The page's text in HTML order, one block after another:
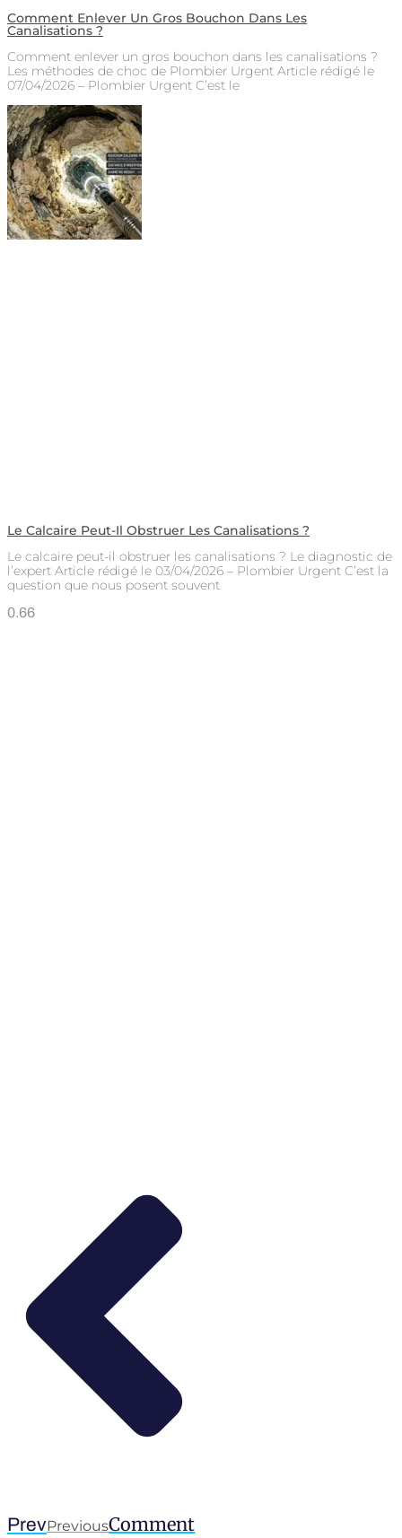
Comment Enlever Un Gros Bouchon Dans Les
Canalisations ?
Comment enlever un gros bouchon dans les canalisations ?
Les méthodes de choc de Plombier Urgent Article rédigé le
07/04/2026 – Plombier Urgent C’est le
Le Calcaire Peut-Il Obstruer Les Canalisations ?
Le calcaire peut-il obstruer les canalisations ? Le diagnostic de
l’expert Article rédigé le 03/04/2026 – Plombier Urgent C’est la
question que nous posent souvent
PrevPreviousComment